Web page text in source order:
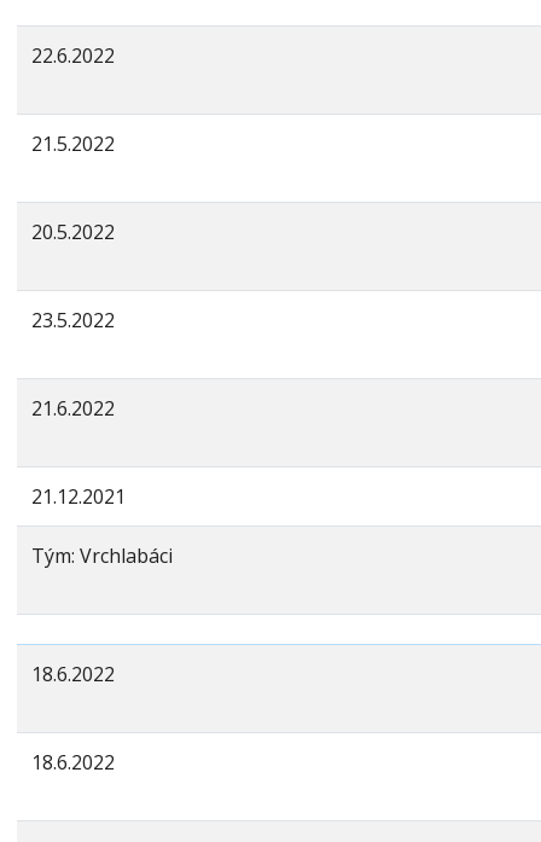
22.6.2022
21.5.2022
20.5.2022
23.5.2022
21.6.2022
21.12.2021
Tým: Vrchlabáci
18.6.2022
18.6.2022